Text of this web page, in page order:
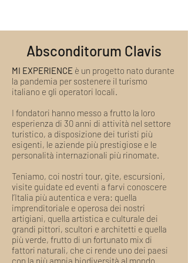
Assolutamente sì. Utilizzi il campo in alto
per indicarci il nome del destinatario del
regalo e il suo indirizzo email. Riceverà
una nostra comunicazione speciale col
regalo e il suo nominativo. Qualora
deisderi una maggiore personalizzazione
o abbia esigenze speciali la invitiamo a
scriverci una email a
welcome@miexperiencetours.com.
Cosa è incluso nel pacchetto del tour?
inedite: questo e molto altro sono i Tour
MI EXPERIENCE.
I nostri tour includono sempre:
Ideazione e organizzazione
Contatto e rispetto delle tradizioni
locali
Personal: un NFT unico, generato a
durante il tour scelto
L'NFT verrà custodito nel nostro wallet o
inviato al suo senza costi aggiuntivi
Absconditorum Clavis
MI EXPERIENCE è un progetto nato durante
la pandemia per sostenere il turismo
italiano e gli operatori locali.
I fondatori hanno messo a frutto la loro
esperienza di 30 anni di attività nel settore
turistico, a disposizione dei turisti più
esigenti, le aziende più prestigiose e le
personalità internazionali più rinomate.
Teniamo, coi nostri tour, gite, escursioni,
visite guidate ed eventi a farvi conoscere
l’Italia più autentica e vera: quella
imprenditoriale e operosa dei nostri
artigiani, quella artistica e culturale dei
grandi pittori, scultori e architetti e quella
più verde, frutto di un fortunato mix di
fattori naturali, che ci rende uno dei paesi
con la più ampia biodiversità al mondo.